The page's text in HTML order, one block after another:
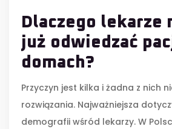
Dlaczego lekarze
już odwiedzać
domach?
Przyczyn jest kilka i żadna z nich
rozwiązania. Najważniejsza
demografii wśród lekarzy. W